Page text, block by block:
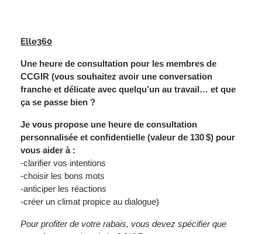
Elle360
Une heure de consultation pour les membres de
CCGIR (vous souhaitez avoir une conversation
franche et délicate avec quelqu’un au travail… et que
ça se passe bien ?
Je vous propose une heure de consultation
personnalisée et confidentielle (valeur de 130 $) pour
vous aider à :
-clarifier vos intentions
-choisir les bons mots
-anticiper les réactions
-créer un climat propice au dialogue)
Pour profiter de votre rabais, vous devez spécifier que